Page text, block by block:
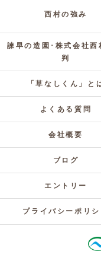
西村の強み
諫早の造園･株式会社西
判
「草なしくん」と
よくある質問
会社概要
ブログ
エントリー
プライバシーポリシ